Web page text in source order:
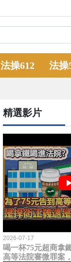
法操612 法操
精選影片
2026-07-17
喝一杯75元超商拿
高等法院審微罪案